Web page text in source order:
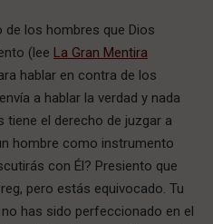
de los hombres que Dios
(lee La Gran Mentira
hablar en contra de los
a hablar la verdad y nada
tiene el derecho de juzgar a
hombre como instrumento
con Él? Presiento que
pero estás equivocado. Tu
has sido perfeccionado en el